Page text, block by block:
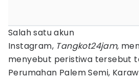
Salah satu akun
Instagram, Tangkot24jam,
menyebut peristiwa tersebut
Perumahan Palem Semi,